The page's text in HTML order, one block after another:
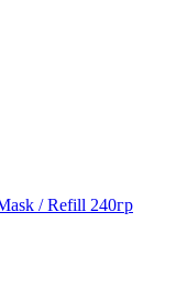
/ Refill 240гр